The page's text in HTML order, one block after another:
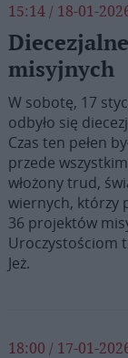
15:14 / 18-01-
misyjnych
W sobotę, 17
odbyło się
Czas ten pełen
przede
włożony trud,
wiernych, którzy
36 projektów
Uroczystościom
Jeż.
18:00 / 17-01-